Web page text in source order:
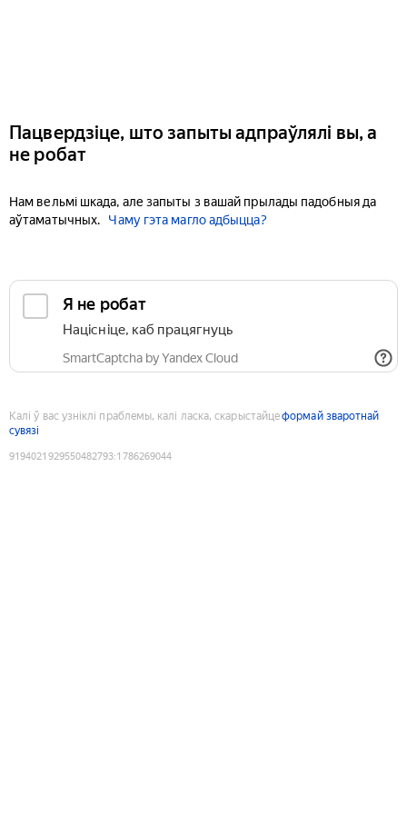
Пацвердзіце, што запыты адпраўлялі вы, а
не робат
Нам вельмі шкада, але запыты з вашай прылады падобныя да
аўтаматычных.
Чаму гэта магло адбыцца?
Я не робат
Націсніце, каб працягнуць
SmartCaptcha by Yandex Cloud
Калі ў вас узніклі праблемы, калі ласка, скарыстайцеформай зваротнай
сувязі
9194021929550482793:1786269044